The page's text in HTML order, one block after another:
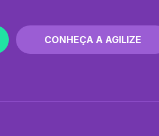
CONHEÇA A AGILIZE